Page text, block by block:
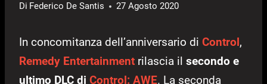
Di Federico De Santis 27 Agosto 2020
In concomitanza dell’anniversario di Control,
Remedy Entertainment rilascia il secondo e
ultimo DLC di Control: AWE. La seconda